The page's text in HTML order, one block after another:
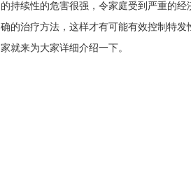
的持续性的危害很强，令家庭受到严重的
确的治疗方法，这样才有可能有效控制特
家就来为大家详细介绍一下。